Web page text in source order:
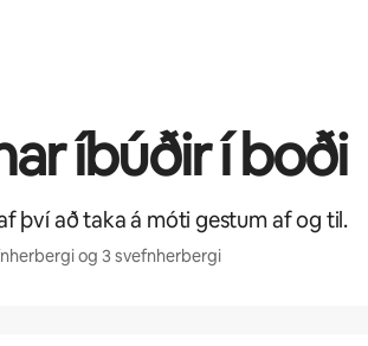
íbúðir í boði
því að taka á móti gestum af og til.
og 3 svefnherbergi